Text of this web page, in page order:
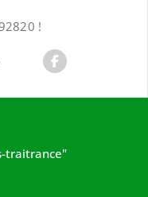
!
traitrance"